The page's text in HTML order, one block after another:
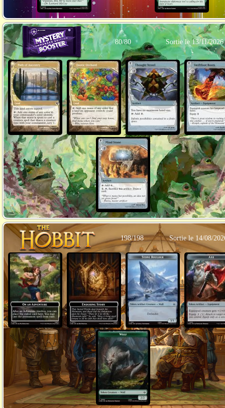
80/80 Sortie le 13/11/2026
198/198 Sortie le 14/08/